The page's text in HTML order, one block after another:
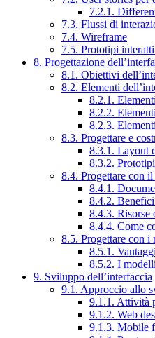
7.2.1.
7.3. Flussi di
7.4. Wireframe
7.5. Prototipi
8. Progettazione
8.1. Obiettivi
8.2. Elementi
8.2.1.
8.2.2.
8.2.3.
8.3. Progettare e
8.3.1. Layout
8.3.2.
8.4. Progettare con
8.4.1.
8.4.2.
8.4.3. Risorse
8.4.4. Come
8.5. Progettare con
8.5.1.
8.5.2. I
9. Sviluppo dell’interfaccia
9.1. Approccio allo
9.1.1. Attività
9.1.2. Web
9.1.3. Mobile